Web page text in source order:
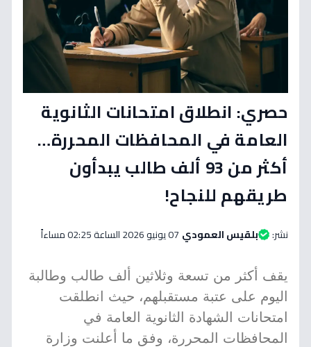
حصري: انطلاق امتحانات الثانوية
العامة في المحافظات المحررة…
أكثر من 93 ألف طالب يبدأون
طريقهم للنجاح!
نشر: بلقيس العمودي 07 يونيو 2026 الساعة 02:25 مساءاً
يقف أكثر من تسعة وثلاثين ألف طالب وطالبة
اليوم على عتبة مستقبلهم، حيث انطلقت
امتحانات الشهادة الثانوية العامة في
المحافظات المحررة، وفق ما أعلنت وزارة